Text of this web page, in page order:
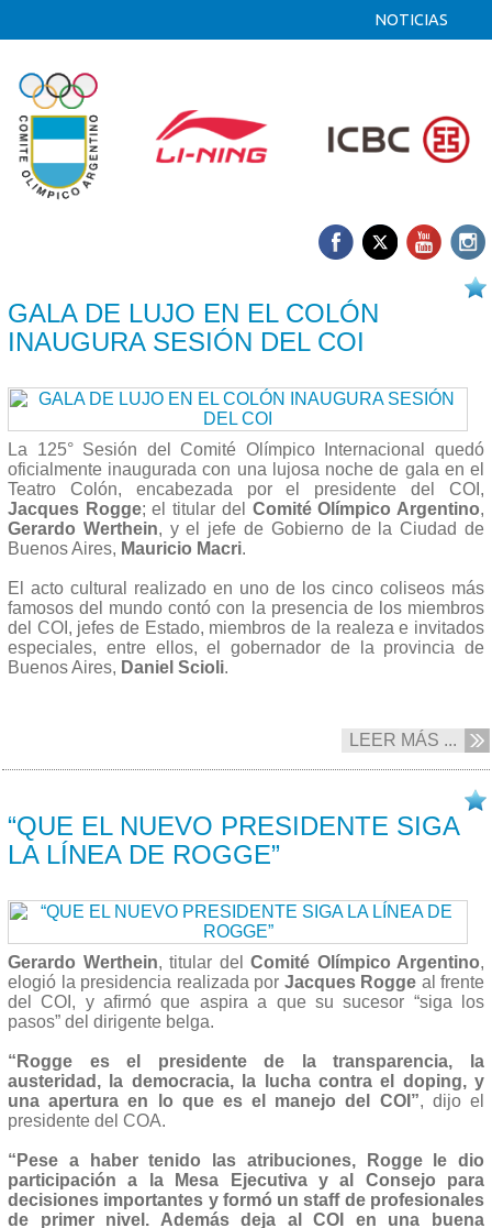
NOTICIAS
GALA DE LUJO EN EL COLÓN
INAUGURA SESIÓN DEL COI
La 125° Sesión del Comité Olímpico Internacional quedó
oficialmente inaugurada con una lujosa noche de gala en el
Teatro Colón, encabezada por el presidente del COI,
Jacques Rogge; el titular del Comité Olímpico Argentino,
Gerardo Werthein, y el jefe de Gobierno de la Ciudad de
Buenos Aires, Mauricio Macri.
El acto cultural realizado en uno de los cinco coliseos más
famosos del mundo contó con la presencia de los miembros
del COI, jefes de Estado, miembros de la realeza e invitados
especiales, entre ellos, el gobernador de la provincia de
Buenos Aires, Daniel Scioli.
LEER MÁS ...
“QUE EL NUEVO PRESIDENTE SIGA
LA LÍNEA DE ROGGE”
Gerardo Werthein, titular del Comité Olímpico Argentino,
elogió la presidencia realizada por Jacques Rogge al frente
del COI, y afirmó que aspira a que su sucesor “siga los
pasos” del dirigente belga.
“Rogge es el presidente de la transparencia, la
austeridad, la democracia, la lucha contra el doping, y
una apertura en lo que es el manejo del COI”, dijo el
presidente del COA.
“Pese a haber tenido las atribuciones, Rogge le dio
participación a la Mesa Ejecutiva y al Consejo para
decisiones importantes y formó un staff de profesionales
de primer nivel. Además deja al COI en una buena